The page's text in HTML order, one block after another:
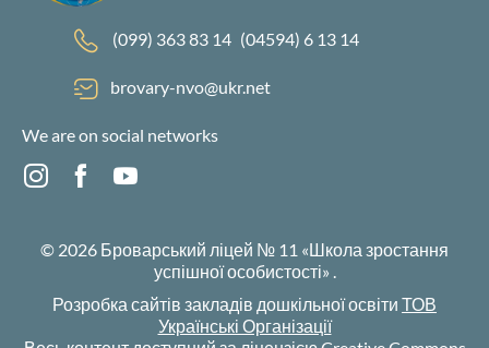
(099) 363 83 14 (04594) 6 13 14
brovary-nvo@ukr.net
We are on social networks
© 2026 Броварський ліцей № 11 «Школа зростання
успішної особистості»
Розробка сайтів закладів дошкільної освіти ТОВ
Українські Організації